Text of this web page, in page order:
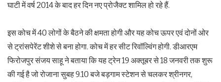
घाटी में वर्ष 2014 के बाद हर दिन नए प्रोजैक्ट शामिल हो रहे हैं.
इस कोच में 40 लोगों के बैठने की क्षमता होगी और यह कोच ऊपर एवं दोनों ओर
से ट्रांसपेरेंट शीशे से बना होगा. कोच में हर सीट रिवॉल्विंग होगी. डीआरएम
फिरोजपुर संजय साहू ने बताया कि यह ट्रेन 19 अक्तूबर से 18 जनवरी तक शुरू
की गई है जो रोजाना सुबह 9.10 बजे बड़गाम स्टेशन से चलकर श्रीनगर,